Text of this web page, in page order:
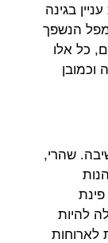
בגינה
הנשפך
כל אלו
וכמובן
שהרי,
להיות
לארוחות